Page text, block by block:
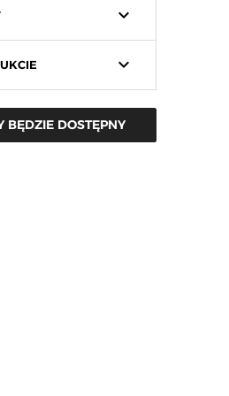
keyboard_arrow_down
keyboard_arrow_down
BĘDZIE DOSTĘPNY